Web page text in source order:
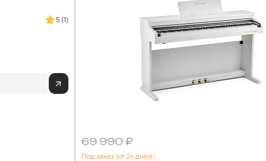
5 (1)
69 990 ₽
Под заказ (от 2х дней)